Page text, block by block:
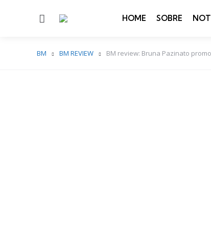
Menu HOME SOBRE
BM BM REVIEW BM review: Bruna Pazinato